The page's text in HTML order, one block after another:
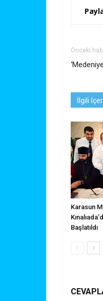
Önceki
İlgili
Karasun
Başlatıldı